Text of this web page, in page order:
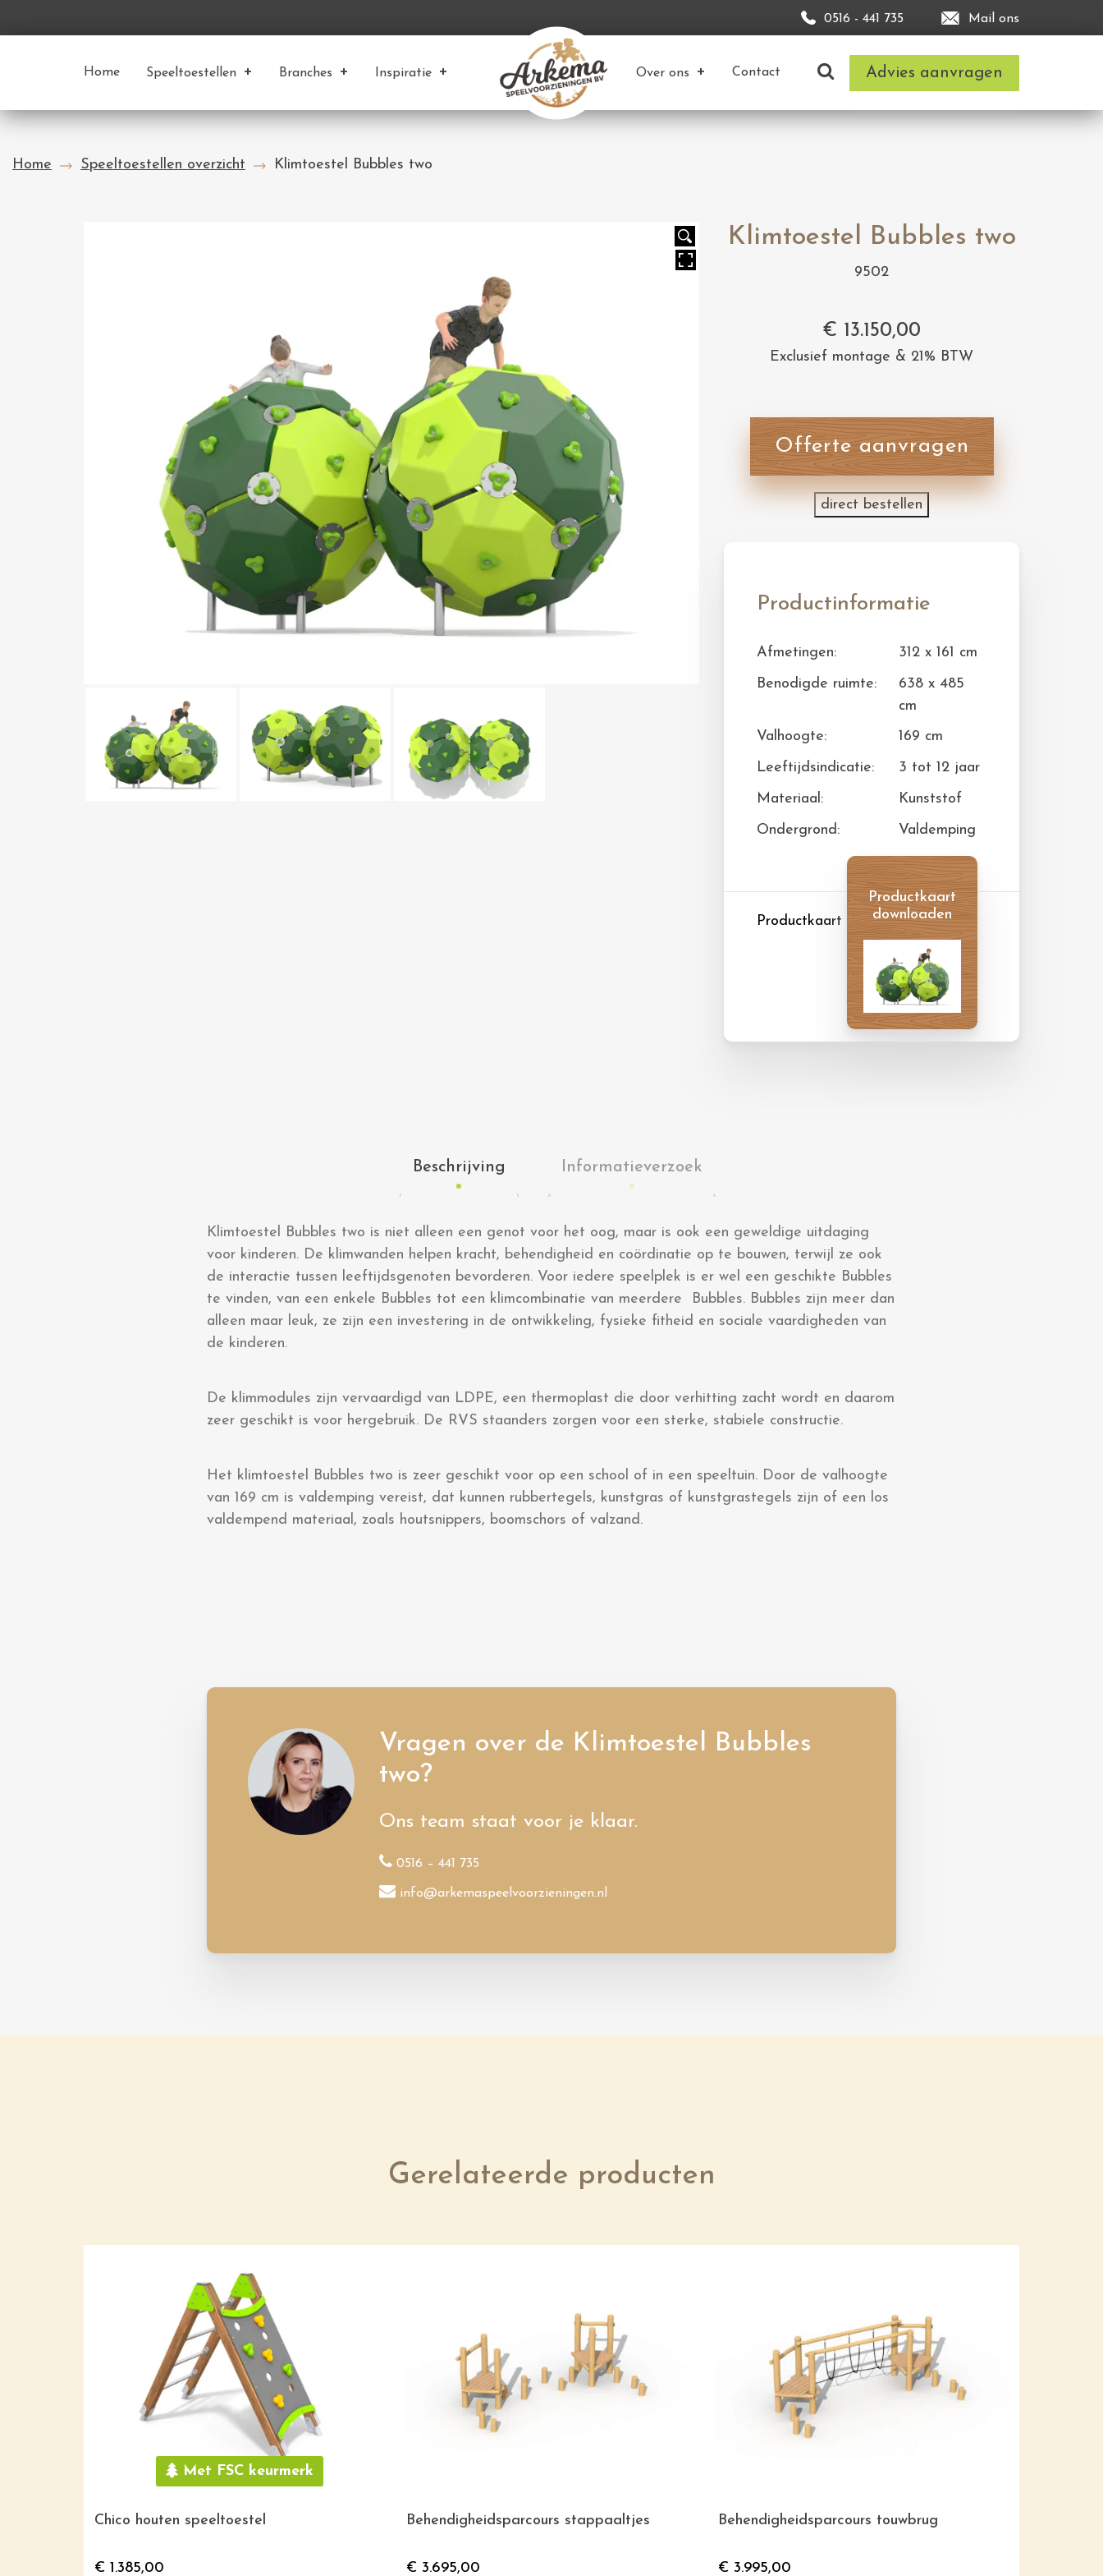
0516 - 441 735 Mail ons
Home Speeltoestellen Branches Inspiratie Over ons Contact Advies aanvragen
Home Speeltoestellen overzicht Klimtoestel Bubbles two
Klimtoestel Bubbles two
9502
€ 13.150,00
Exclusief montage & 21% BTW
Offerte aanvragen
direct bestellen
Productinformatie
Afmetingen:
312 x 161 cm
Benodigde ruimte:
638 x 485
cm
Valhoogte:
169 cm
Leeftijdsindicatie:
3 tot 12 jaar
Materiaal:
Kunststof
Ondergrond:
Valdemping
Productkaart
Productkaart
downloaden
Beschrijving Informatieverzoek
Klimtoestel Bubbles two is niet alleen een genot voor het oog, maar is ook een geweldige uitdaging
voor kinderen. De klimwanden helpen kracht, behendigheid en coördinatie op te bouwen, terwijl ze ook
de interactie tussen leeftijdsgenoten bevorderen. Voor iedere speelplek is er wel een geschikte Bubbles
te vinden, van een enkele Bubbles tot een klimcombinatie van meerdere Bubbles. Bubbles zijn meer dan
alleen maar leuk, ze zijn een investering in de ontwikkeling, fysieke fitheid en sociale vaardigheden van
de kinderen.
De klimmodules zijn vervaardigd van LDPE, een thermoplast die door verhitting zacht wordt en daarom
zeer geschikt is voor hergebruik. De RVS staanders zorgen voor een sterke, stabiele constructie.
Het klimtoestel Bubbles two is zeer geschikt voor op een school of in een speeltuin. Door de valhoogte
van 169 cm is valdemping vereist, dat kunnen rubbertegels, kunstgras of kunstgrastegels zijn of een los
valdempend materiaal, zoals houtsnippers, boomschors of valzand.
Vragen over de Klimtoestel Bubbles
two?
Ons team staat voor je klaar.
0516 – 441 735
info@arkemaspeelvoorzieningen.nl
Gerelateerde producten
Met FSC keurmerk
Chico houten speeltoestel
€ 1.385,00
Behendigheidsparcours stappaaltjes
€ 3.695,00
Behendigheidsparcours touwbrug
€ 3.995,00